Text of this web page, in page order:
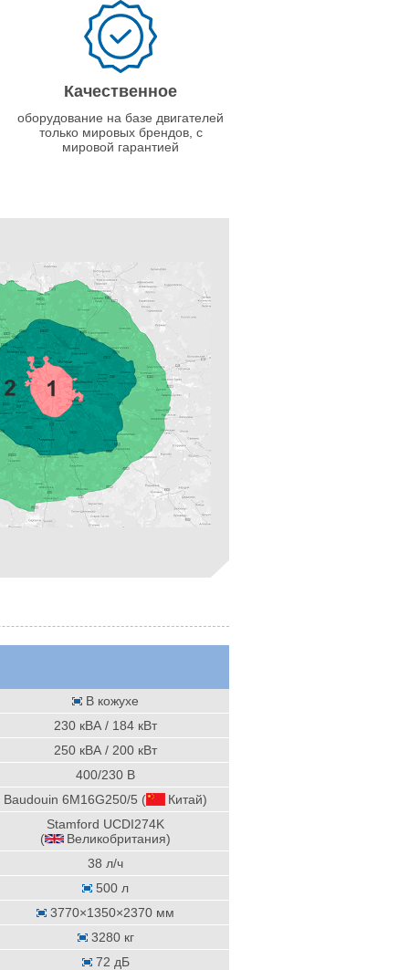
Качественное
оборудование на базе двигателей
только мировых брендов, с
мировой гарантией
В кожухе
230 кВА / 184 кВт
250 кВА / 200 кВт
400/230 В
Baudouin 6M16G250/5 ( Китай)
Stamford UCDI274K
(
Великобритания)
38 л/ч
500 л
3770×1350×2370 мм
3280 кг
72 дБ